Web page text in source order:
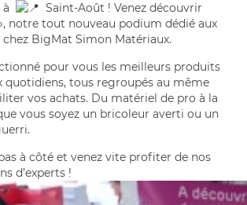
Saint-Août ! Venez découvrir
notre tout nouveau podium dédié aux
BigMat Simon Matériaux.
pour vous les meilleurs produits
quotidiens, tous regroupés au même
vos achats. Du matériel de pro à la
vous soyez un bricoleur averti ou un
à côté et venez vite profiter de nos
d’experts !